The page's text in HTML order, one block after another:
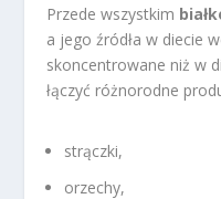
Przede wszystkim
a jego źródła w diecie
skoncentrowane niż w
łączyć różnorodne
strączki,
orzechy,